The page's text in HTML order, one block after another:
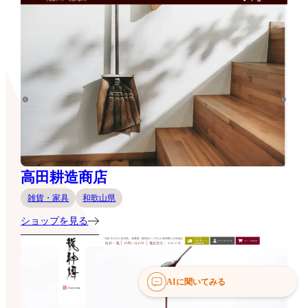
高田耕造商店
雑貨・家具 和歌山県
ショップを見る
AIに聞いてみる